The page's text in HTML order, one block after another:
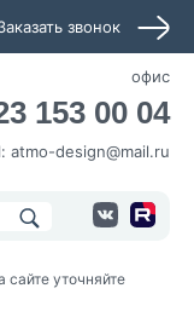
звонок
офис
153 00 04
atmo-design@mail.ru
уточняйте